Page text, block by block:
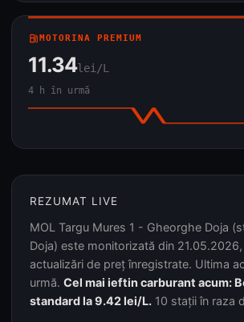
local_gas_stationMOTORINA PREMIUM
11.34lei/L
4 h în urmă
REZUMAT LIVE
MOL Targu Mures 1 - Gheorghe Doja
Doja) este monitorizată din
actualizări de preț înregistrate. Ultima
urmă. Cel mai ieftin carburant acum:
standard la 9.42 lei/L. 10 stații în raza